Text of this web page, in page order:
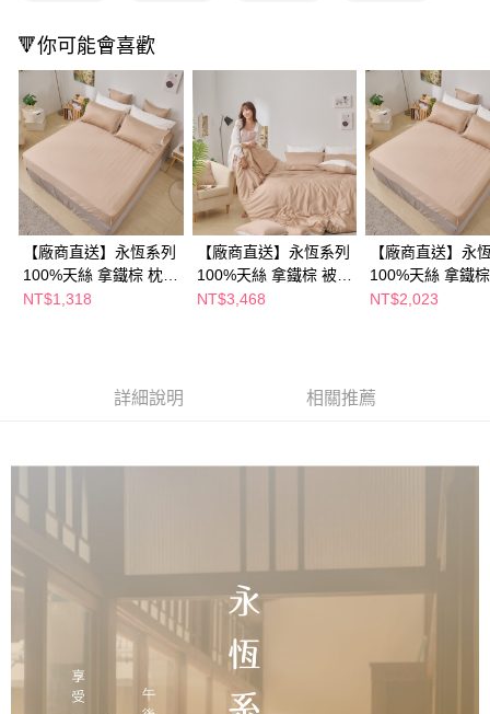
【注意事項】
１．透過由恩沛科技股份有限公司提供之「AFTEE先享後付」服務完成之交
易，需依本服務之必要範圍內提供個人資料，並將交易相關給付款項請求債
權轉讓予恩沛科技股份有限公司。
２．關於個人資料處理事宜，請瀏覽以下網址：
https://aftee.tw/terms/#terms3
３．未成年的使用者請事先徵得法定代理人或監護人之同意方可使用
「AFTEE先享後付」，若未經同意申辦者引起之損失，本公司不負相關責
任。
４．使用「AFTEE先享後付」時，將依據個別帳號之用戶狀況，依本公司即
時審查核予不同之上限額度；若仍有額度不足之情形，本公司將視審查結果
請求用戶進行身份認證。
５．嚴禁一人註冊多個帳號或使用他人資訊註冊。若發現惡意使用之情形，
🔻你可能會喜歡
【廠商直送】永恆系列
100%天絲 拿鐵棕 枕套
床包組-單人
NT$1,318
【廠商直送】永恆系列
100%天絲 拿鐵棕 被套
床包組-雙人
NT$3,468
【廠商直送】永
100%天絲 拿鐵
床包組-特大
NT$2,023
詳細說明 相關推薦